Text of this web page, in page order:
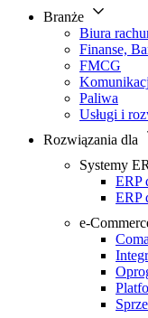
Branże
Biura
Finanse,
FMCG
Paliwa
Usługi i
Rozwiązania dla
Systemy
ERP
ERP
e-